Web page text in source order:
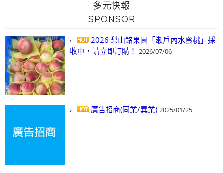
多元快報
SPONSOR
2026 梨山銘果園「瀨戶內水蜜桃」採
收中，請立即訂購！ 2026/07/06
廣告招商(同業/異業) 2025/01/25